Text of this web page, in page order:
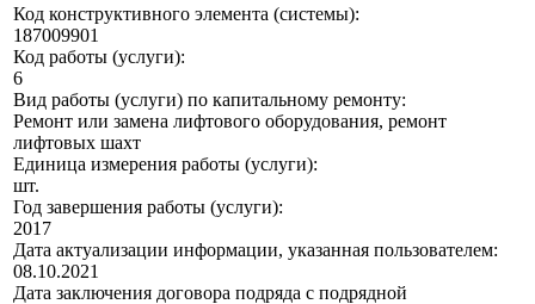
Код конструктивного элемента (системы):
187009901
Код работы (услуги):
6
Вид работы (услуги) по капитальному ремонту:
Ремонт или замена лифтового оборудования, ремонт
лифтовых шахт
Единица измерения работы (услуги):
шт.
Год завершения работы (услуги):
2017
Дата актуализации информации, указанная пользователем:
08.10.2021
Дата заключения договора подряда с подрядной